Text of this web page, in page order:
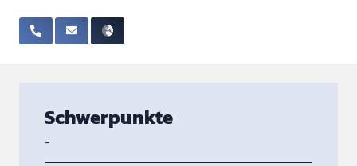
Schwerpunkte
-